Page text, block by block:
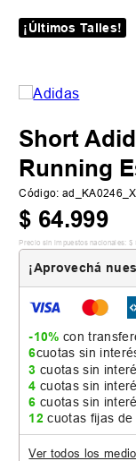
¡Últimos Talles!
Short
Running
Código:
$ 64.999
Precio sin impuestos nacionales: $
¡Aprovechá
-10% con
6cuotas sin
3 cuotas sin
4 cuotas sin
6 cuotas sin
12 cuotas fijas de
Ver todos los